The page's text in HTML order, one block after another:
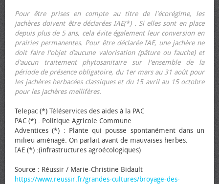
Pour être prises en compte au titre de l'écorégime, les
jachères doivent être déclarées IAE(*) . Si elles sont en place
depuis plus de 5 ans, cela évite également leur conversion en
prairies permanentes. Pour être déclarée IAE, une jachère ne
doit faire l'objet d’aucune valorisation (pâture ou fauche) et
d'aucun traitement phytosanitaire sur l'ensemble de la
période de présence obligatoire, du 1er mars au 31 août pour
les jachères herbacées classiques et du 15 avril au 15 octobre
pour les jachères mellifères.
Telepac (*) Téléservices des aides à la PAC
PAC (*) : Politique Agricole Commune
Adventices (*) : Plante qui pousse spontanément dans un
milieu aménagé. On parlait avant de mauvaises herbes.
IAE (*) :(infrastructures agroécologiques)
Source : Réussir / Marie-Christine Bidault
https://www.reussir.fr/grandes-cultures/broyage-des-